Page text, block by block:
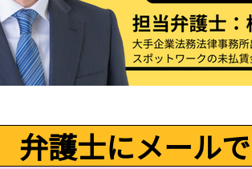
弁護士にメール